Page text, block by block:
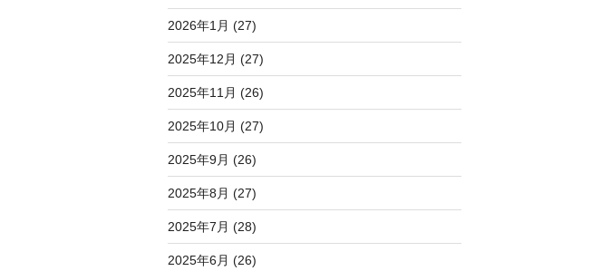
2026年1月 (27)
2025年12月 (27)
2025年11月 (26)
2025年10月 (27)
2025年9月 (26)
2025年8月 (27)
2025年7月 (28)
2025年6月 (26)